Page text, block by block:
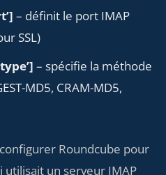
– définit le port IMAP
SSL)
– spécifie la méthode
MD5, CRAM-MD5,
Roundcube pour
un serveur IMAP